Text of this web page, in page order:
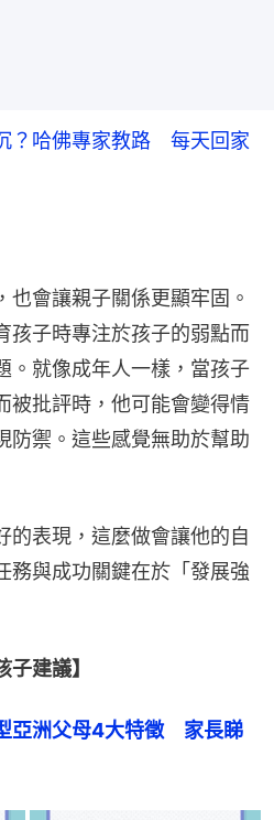
？哈佛專家教路 每天回家
也會讓親子關係更顯牢固。
孩子時專注於孩子的弱點而
。就像成年人一樣，當孩子
被批評時，他可能會變得情
防禦。這些感覺無助於幫助
的表現，這麼做會讓他的自
務與成功關鍵在於「發展強
子建議】
亞洲父母4大特徵　家長睇